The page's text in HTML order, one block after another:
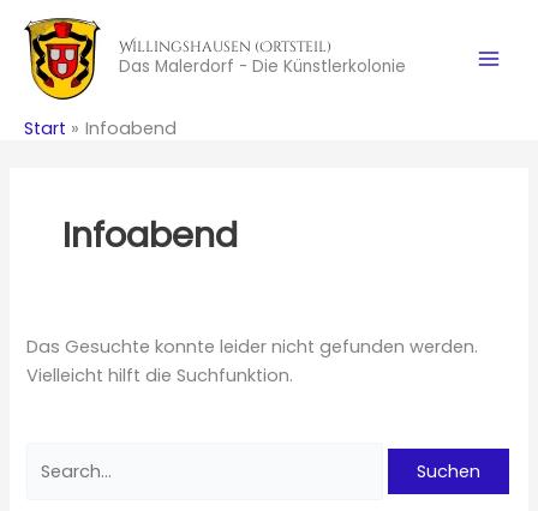
Inhalt
springen
Willingshausen (Ortsteil)
Das Malerdorf - Die Künstlerkolonie
Start Infoabend
Infoabend
Das Gesuchte konnte leider nicht gefunden werden.
Vielleicht hilft die Suchfunktion.
nach: